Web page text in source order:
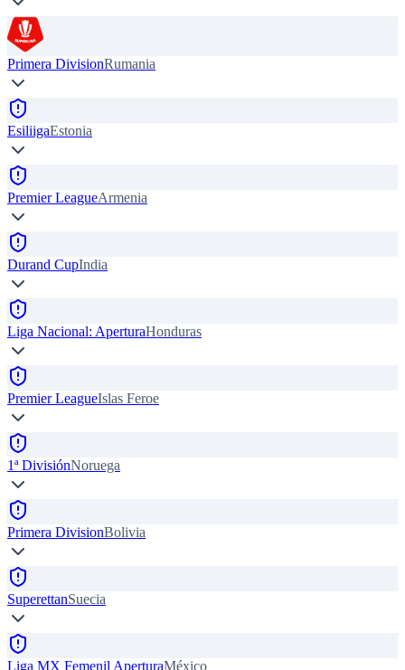
Primera DivisionRumania
EsiliigaEstonia
Premier LeagueArmenia
Durand CupIndia
Liga Nacional: AperturaHonduras
Premier LeagueIslas Feroe
1ª DivisiónNoruega
Primera DivisionBolivia
SuperettanSuecia
Liga MX Femenil AperturaMéxico